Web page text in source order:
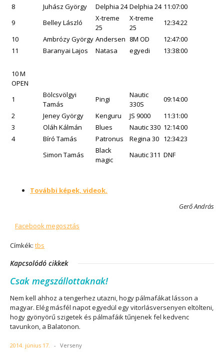
8
Juhász György Delphia 24 Delphia 24 11:07:00
9
Belley László
X-treme
25
X-treme
25
12:34:22
10
Ambrózy György Andersen 8M OD
12:47:00
11
Baranyai Lajos Natasa egyedi 13:38:00
10 M
OPEN
1
Bölcsvölgyi
Tamás
Pingi
Nautic
330S
09:14:00
2
Jeney György Kenguru JS 9000
11:31:00
3
Oláh Kálmán Blues Nautic 330 12:14:00
4
Bíró Tamás Patronus Regina 30 12:34:23
Simon Tamás
Black
magic
Nautic 311 DNF
További képek, videok.
Gerő András
Facebook megosztás
Címkék: tbs
Kapcsolódó cikkek
Csak megszállottaknak!
Nem kell ahhoz a tengerhez utazni, hogy pálmafákat lásson a
magyar. Elég másfél napot egyedül egy vitorlásversenyen eltölteni,
hogy gyönyörű szigetek és pálmafáik tűnjenek fel kedvenc
tavunkon, a Balatonon.
2014. június 17. - Verseny